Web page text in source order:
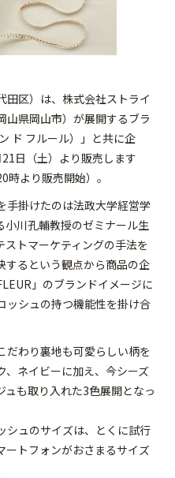
区）は、株式会社ストライ
山県岡山市）が展開するブラ
ド フルール）」と共に企
日（土）より販売します
時より販売開始）。
掛けたのは法政大学経営学
川孔輔教授のゼミナール生
トマーケティングの手法を
するという観点から商品の企
」のブランドイメージに
ッシュの持つ機能性を掛け合
わり裏地も可愛らしい柄を
、ネイビーに加え、今シーズ
ュも取り入れた3色展開となっ
ュのサイズは、とくに試行
ートフォンがおさまるサイズ